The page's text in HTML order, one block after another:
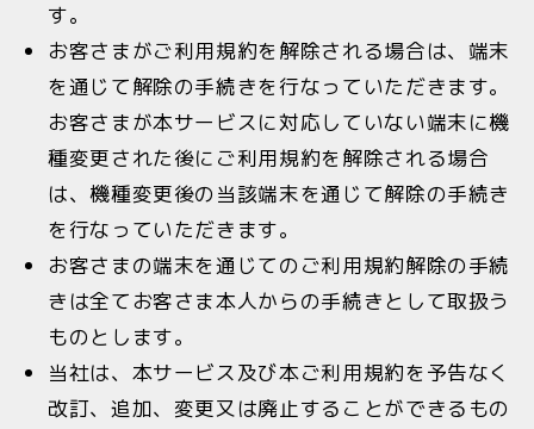
す。
お客さまがご利用規約を解除される場合は、端末
を通じて解除の手続きを行なっていただきます。
お客さまが本サービスに対応していない端末に機
種変更された後にご利用規約を解除される場合
は、機種変更後の当該端末を通じて解除の手続き
を行なっていただきます。
お客さまの端末を通じてのご利用規約解除の手続
きは全てお客さま本人からの手続きとして取扱う
ものとします。
当社は、本サービス及び本ご利用規約を予告なく
改訂、追加、変更又は廃止することができるもの